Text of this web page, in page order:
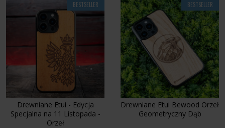
BESTSELLER
Drewniane Etui - Edycja
Specjalna na 11 Listopada -
Orzeł
BESTSELLER
Drewniane Etui Bewood Orzeł
Geometryczny Dąb